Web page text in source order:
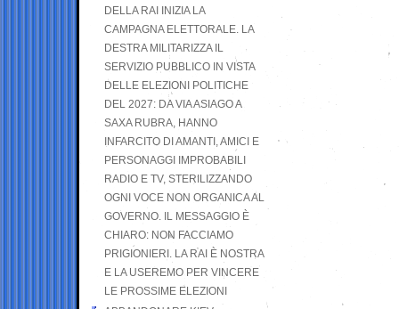
DELLA RAI INIZIA LA
CAMPAGNA ELETTORALE. LA
DESTRA MILITARIZZA IL
SERVIZIO PUBBLICO IN VISTA
DELLE ELEZIONI POLITICHE
DEL 2027: DA VIA ASIAGO A
SAXA RUBRA, HANNO
INFARCITO DI AMANTI, AMICI E
PERSONAGGI IMPROBABILI
RADIO E TV, STERILIZZANDO
OGNI VOCE NON ORGANICA AL
GOVERNO. IL MESSAGGIO È
CHIARO: NON FACCIAMO
PRIGIONIERI. LA RAI È NOSTRA
E LA USEREMO PER VINCERE
LE PROSSIME ELEZIONI